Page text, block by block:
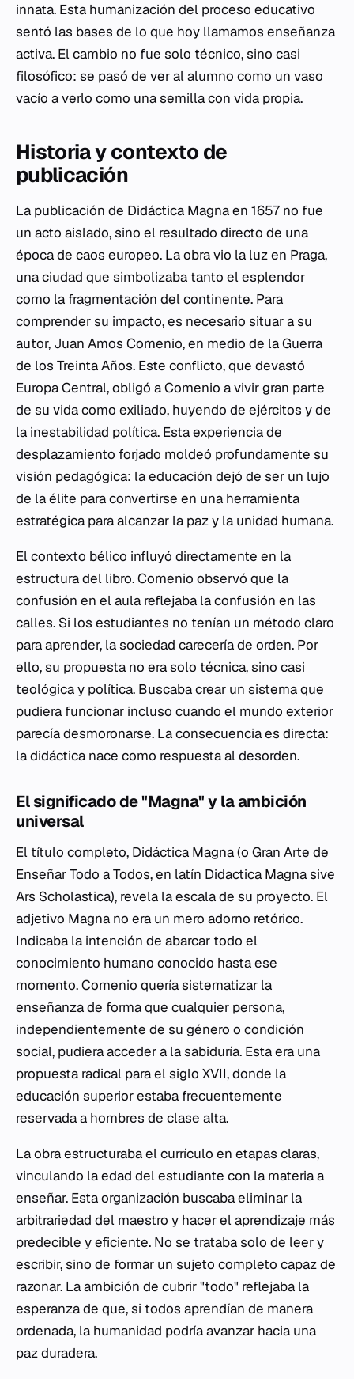
innata. Esta humanización del proceso educativo
sentó las bases de lo que hoy llamamos enseñanza
activa. El cambio no fue solo técnico, sino casi
filosófico: se pasó de ver al alumno como un vaso
vacío a verlo como una semilla con vida propia.
Historia y contexto de
publicación
La publicación de Didáctica Magnaen 1657 no fue
un acto aislado, sino el resultado directo de una
época de caos europeo. La obra vio la luz en Praga,
una ciudad que simbolizaba tanto el esplendor
como la fragmentación del continente. Para
comprender su impacto, es necesario situar a su
autor, Juan Amos Comenio, en medio de la Guerra
de los Treinta Años. Este conflicto, que devastó
Europa Central, obligó a Comenio a vivir gran parte
de su vida como exiliado, huyendo de ejércitos y de
la inestabilidad política. Esta experiencia de
desplazamiento forjado moldeó profundamente su
visión pedagógica: la educación dejó de ser un lujo
de la élite para convertirse en una herramienta
estratégica para alcanzar la paz y la unidad humana.
El contexto bélico influyó directamente en la
estructura del libro. Comenio observó que la
confusión en el aula reflejaba la confusión en las
calles. Si los estudiantes no tenían un método claro
para aprender, la sociedad carecería de orden. Por
ello, su propuesta no era solo técnica, sino casi
teológica y política. Buscaba crear un sistema que
pudiera funcionar incluso cuando el mundo exterior
parecía desmoronarse. La consecuencia es directa:
la didáctica nace como respuesta al desorden.
El significado de "Magna" y la ambición
universal
El título completo, Didáctica Magna(o Gran Arte de
Enseñar Todo a Todos, en latín Didactica Magna sive
Ars Scholastica), revela la escala de su proyecto. El
adjetivo Magna no era un mero adorno retórico.
Indicaba la intención de abarcar todo el
conocimiento humano conocido hasta ese
momento. Comenio quería sistematizar la
enseñanza de forma que cualquier persona,
independientemente de su género o condición
social, pudiera acceder a la sabiduría. Esta era una
propuesta radical para el siglo XVII, donde la
educación superior estaba frecuentemente
reservada a hombres de clase alta.
La obra estructuraba el currículo en etapas claras,
vinculando la edad del estudiante con la materia a
enseñar. Esta organización buscaba eliminar la
arbitrariedad del maestro y hacer el aprendizaje más
predecible y eficiente. No se trataba solo de leer y
escribir, sino de formar un sujeto completo capaz de
razonar. La ambición de cubrir "todo" reflejaba la
esperanza de que, si todos aprendían de manera
ordenada, la humanidad podría avanzar hacia una
paz duradera.